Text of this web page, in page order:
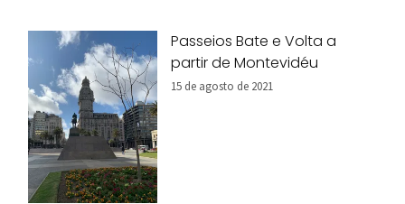
Passeios Bate e Volta a
partir de Montevidéu
15 de agosto de 2021